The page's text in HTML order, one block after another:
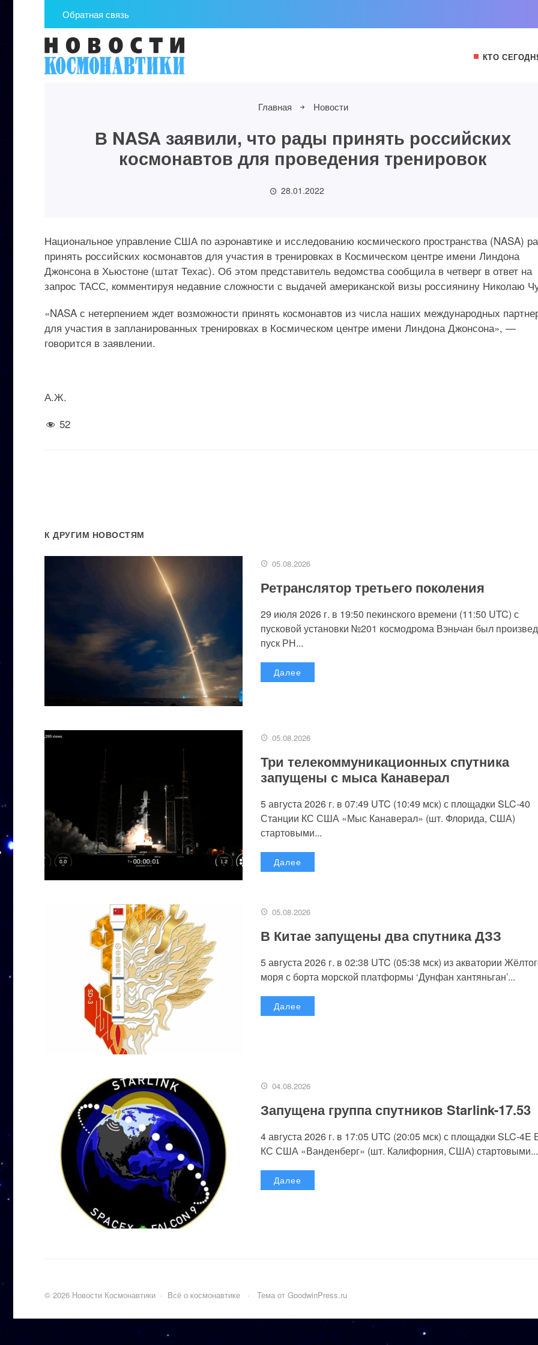
Обратная связь
КТО
Главная Новости
В NASA заявили, что рады принять российских
космонавтов для проведения тренировок
28.01.2022
Национальное управление США по аэронавтике и исследованию космического пространства (NASA)
принять российских космонавтов для участия в тренировках в Космическом центре имени Линдона
Джонсона в Хьюстоне (штат Техас). Об этом представитель ведомства сообщила в четверг в ответ на
запрос ТАСС, комментируя недавние сложности с выдачей американской визы россиянину Николаю
«NASA с нетерпением ждет возможности принять космонавтов из числа наших международных
для участия в запланированных тренировках в Космическом центре имени Линдона Джонсона», —
говорится в заявлении.
А.Ж.
52
К ДРУГИМ НОВОСТЯМ
05.08.2026
Ретранслятор третьего поколения
29 июля 2026 г. в 19:50 пекинского времени (11:50 UTC) с
пусковой установки №201 космодрома Вэньчан был
пуск РН...
Далее
05.08.2026
Три телекоммуникационных спутника
запущены с мыса Канаверал
5 августа 2026 г. в 07:49 UTC (10:49 мск) с площадки SLC-40
Станции КС США «Мыс Канаверал» (шт. Флорида, США)
стартовыми...
Далее
05.08.2026
В Китае запущены два спутника ДЗЗ
5 августа 2026 г. в 02:38 UTC (05:38 мск) из акватории
моря с борта морской платформы ‘Дунфан хантяньган’...
Далее
04.08.2026
Запущена группа спутников Starlink-17.53
4 августа 2026 г. в 17:05 UTC (20:05 мск) с площадки SLC-4E
КС США «Ванденберг» (шт. Калифорния, США) стартовыми...
Далее
© 2026 Новости Космонавтики · Всё о космонавтике · Тема от GoodwinPress.ru